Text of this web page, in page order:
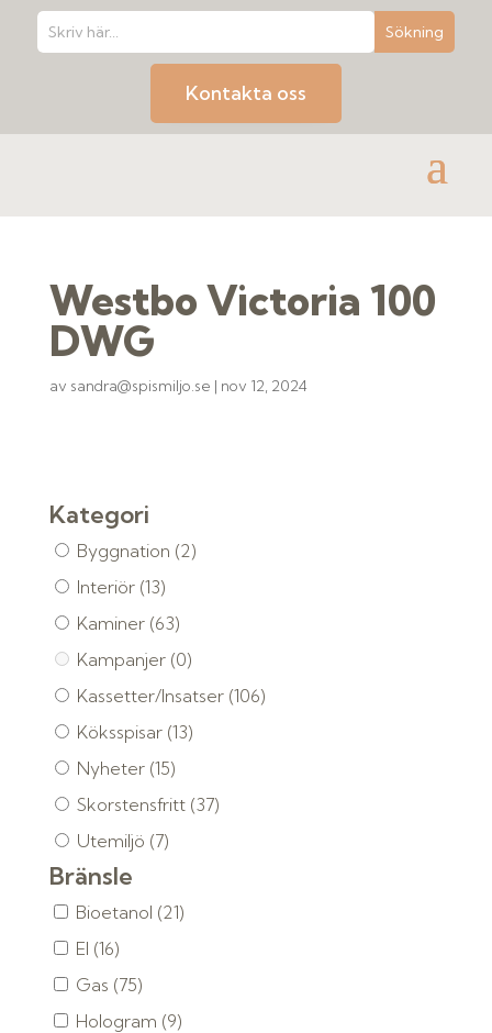
Kontakta oss
Westbo Victoria 100
DWG
av sandra@spismiljo.se | nov 12, 2024
Kategori
Byggnation (2)
Interiör (13)
Kaminer (63)
Kampanjer (0)
Kassetter/Insatser (106)
Köksspisar (13)
Nyheter (15)
Skorstensfritt (37)
Utemiljö (7)
Bränsle
Bioetanol (21)
El (16)
Gas (75)
Hologram (9)